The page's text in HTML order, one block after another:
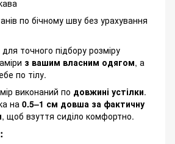
по бічному шву без урахування
для точного підбору розміру
з вашим власним одягом, а
по тілу.
виконаний по довжині устілки.
на 0.5–1 см довша за фактичну
, щоб взуття сиділо комфортно.